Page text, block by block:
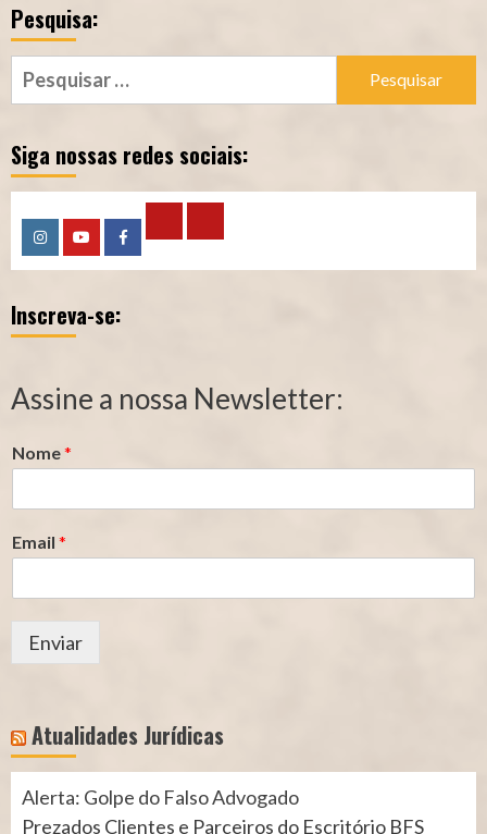
Pesquisa:
Pesquisar
por:
Siga nossas redes sociais:
InstagramYouTubeFacebook
Calculadora
–
Segurado
Calculadora
–
Contribuição
Inscreva-se:
Assine a nossa Newsletter:
Nome*
Email *
Enviar
Atualidades Jurídicas
Alerta: Golpe do Falso Advogado
Prezados Clientes e Parceiros do Escritório BFS